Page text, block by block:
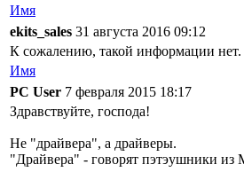
Имя
ekits_sales 31 августа 2016 09:12
К сожалению, такой информации нет.
Имя
PC User 7 февраля 2015 18:17
Здравствуйте, господа!
Не "драйвера", а драйверы.
"Драйвера" - говорят пэтэушники из